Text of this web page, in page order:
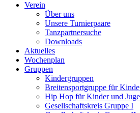
Verein
Über uns
Unsere Turnierpaare
Tanzpartnersuche
Downloads
Aktuelles
Wochenplan
Gruppen
Kindergruppen
Breitensportgruppe für
Hip Hop für Kinder und
Gesellschaftskreis Gruppe I